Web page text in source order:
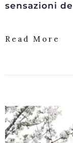
sensazioni
Read More